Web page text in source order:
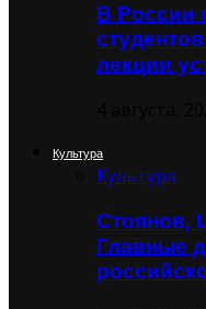
В России
лекции
Культура
Культура
Стоянов,
Главные